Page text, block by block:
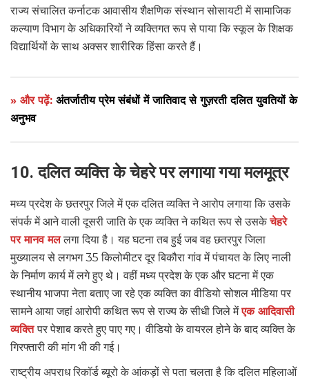
राज्य संचालित कर्नाटक आवासीय शैक्षणिक संस्थान सोसायटी में सामाजिक
कल्याण विभाग के अधिकारियों ने व्यक्तिगत रूप से पाया कि स्कूल के शिक्षक
विद्यार्थियों के साथ अक्सर शारीरिक हिंसा करते हैं।
» और पढ़ें: अंतर्जातीय प्रेम संबंधों में जातिवाद से गुज़रती दलित युवतियों के
अनुभव
10. दलित व्यक्ति के चेहरे पर लगाया गया मलमूत्र
मध्य प्रदेश के छतरपुर जिले में एक दलित व्यक्ति ने आरोप लगाया कि उसके
संपर्क में आने वाली दूसरी जाति के एक व्यक्ति ने कथित रूप से उसकेचेहरे
पर मानव मललगा दिया है। यह घटना तब हुई जब वह छतरपुर जिला
मुख्यालय से लगभग 35 किलोमीटर दूर बिकौरा गांव में पंचायत के लिए नाली
के निर्माण कार्य में लगे हुए थे। वहीं मध्य प्रदेश के एक और घटना में एक
स्थानीय भाजपा नेता बताए जा रहे एक व्यक्ति का वीडियो सोशल मीडिया पर
सामने आया जहां आरोपी कथित रूप से राज्य के सीधी जिले मेंएक आदिवासी
व्यक्ति पर पेशाब करते हुए पाए गए। वीडियो के वायरल होने के बाद व्यक्ति के
गिरफ्तारी की मांग भी की गई।
राष्ट्रीय अपराध रिकॉर्ड ब्यूरो के आंकड़ों से पता चलता है कि दलित महिलाओं